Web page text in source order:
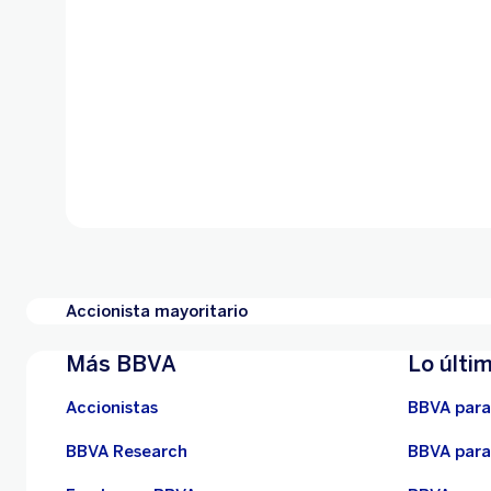
Accionista mayoritario
Más BBVA
Accionistas
BBVA Research
Lo
BBVA
BBVA